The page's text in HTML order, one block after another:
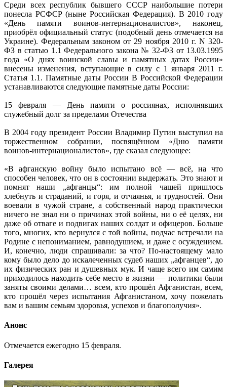
Среди всех республик бывшего СССР наибольшие потери
понесла РСФСР (ныне Российская Федерация). В 2010 году
«День памяти воинов-интернационалистов», наконец,
приобрёл официальный статус (подобный день отмечается на
Украине). Федеральным законом от 29 ноября 2010 г. N 320-
ФЗ в статью 1.1 Федерального закона № 32-ФЗ от 13.03.1995
года «О днях воинской славы и памятных датах России»
внесены изменения, вступающие в силу с 1 января 2011 г.
Статья 1.1. Памятные даты России В Российской Федерации
устанавливаются следующие памятные даты России:
15 февраля — День памяти о россиянах, исполнявших
служебный долг за пределами Отечества
В 2004 году президент России Владимир Путин выступил на
торжественном собрании, посвящённом «Дню памяти
воинов-интернационалистов», где сказал следующее:
«В афганскую войну было испытано всё — всё, на что
способен человек, что он в состоянии выдержать. Это знают и
помнят наши „афганцы“: им полной чашей пришлось
хлебнуть и страданий, и горя, и отчаянья, и трудностей. Они
воевали в чужой стране, а собственный народ практически
ничего не знал ни о причинах этой войны, ни о её целях, ни
даже об отваге и подвигах наших солдат и офицеров. Больше
того, многих, кто вернулся с той войны, подчас встречали на
Родине с непониманием, равнодушием, и даже с осуждением.
И, конечно, люди спрашивали: за что? По-настоящему мало
кому было дело до искалеченных судеб наших „афганцев“, до
их физических ран и душевных мук. И чаще всего им самим
приходилось находить себе место в жизни — политики были
заняты своими делами… всем, кто прошёл Афганистан, всем,
кто прошёл через испытания Афганистаном, хочу пожелать
вам и вашим семьям здоровья, успехов и благополучия».
Анонс
Отмечается ежегодно 15 февраля.
Галерея